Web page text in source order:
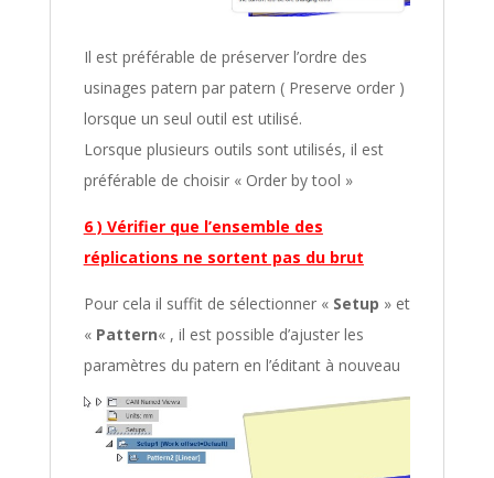
Il est préférable de préserver l’ordre des
usinages patern par patern ( Preserve order )
lorsque un seul outil est utilisé.
Lorsque plusieurs outils sont utilisés, il est
préférable de choisir « Order by tool »
6 ) Vérifier que l’ensemble des
réplications ne sortent pas du brut
Pour cela il suffit de sélectionner « Setup » et
« Pattern« , il est possible d’ajuster les
paramètres du patern en l’éditant à nouveau